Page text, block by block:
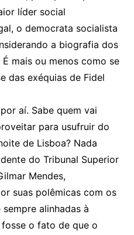
líder social
o democrata socialista
a biografia dos
mais ou menos como se
das exéquias de Fidel
aí. Sabe quem vai
para usufruir do
de Lisboa? Nada
do Tribunal Superior
Mendes,
suas polêmicas com os
alinhadas à
o fato de que o